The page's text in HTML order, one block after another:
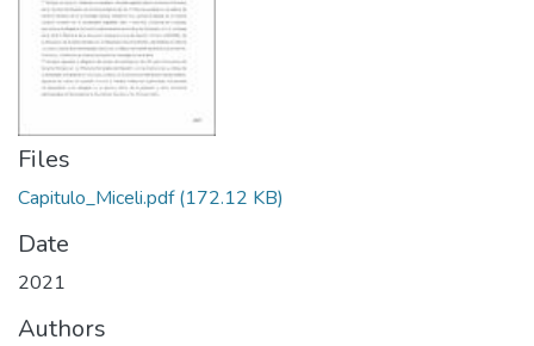
Files
Capitulo_Miceli.pdf(172.12 KB)
Date
2021
Authors